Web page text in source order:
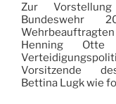
Zur
Bundeswehr
Henning
Vorsitzende
Bettina Lugk wie